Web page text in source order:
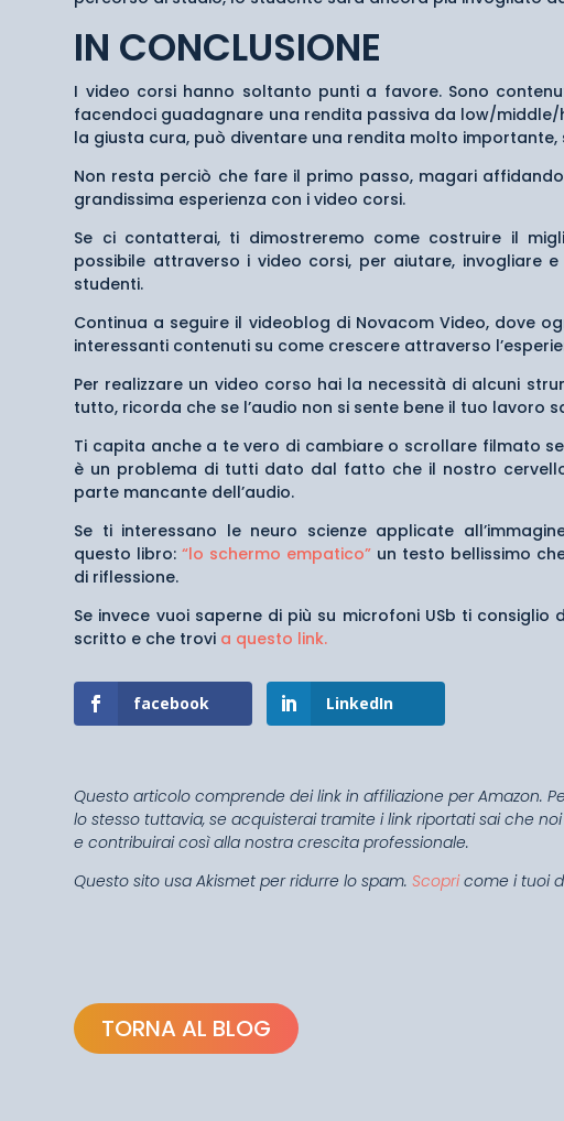
IN CONCLUSIONE
I video corsi hanno soltanto punti a favore. Sono
facendoci guadagnare una rendita passiva da low/middle/
la giusta cura, può diventare una rendita molto importante,
Non resta perciò che fare il primo passo, magari
grandissima esperienza con i video corsi.
Se ci contatterai, ti dimostreremo come costruire il
possibile attraverso i video corsi, per aiutare, invogliare
studenti.
Continua a seguire il videoblog di Novacom Video, dove
interessanti contenuti su come crescere attraverso
Per realizzare un video corso hai la necessità di alcuni
tutto, ricorda che se l’audio non si sente bene il tuo lavoro
Ti capita anche a te vero di cambiare o scrollare filmato
è un problema di tutti dato dal fatto che il nostro
parte mancante dell’audio.
Se ti interessano le neuro scienze applicate
questo libro:“lo schermo empatico”un testo bellissimo
di riflessione.
Se invece vuoi saperne di più su microfoni USb ti consiglio
scritto e che trovi a questo link.
facebook LinkedIn
Questo articolo comprende dei link in affiliazione per Amazon.
lo stesso tuttavia, se acquisterai tramite i link riportati sai che
e contribuirai così alla nostra crescita professionale.
Questo sito usa Akismet per ridurre lo spam.Scopricome i tuoi
TORNA AL BLOG